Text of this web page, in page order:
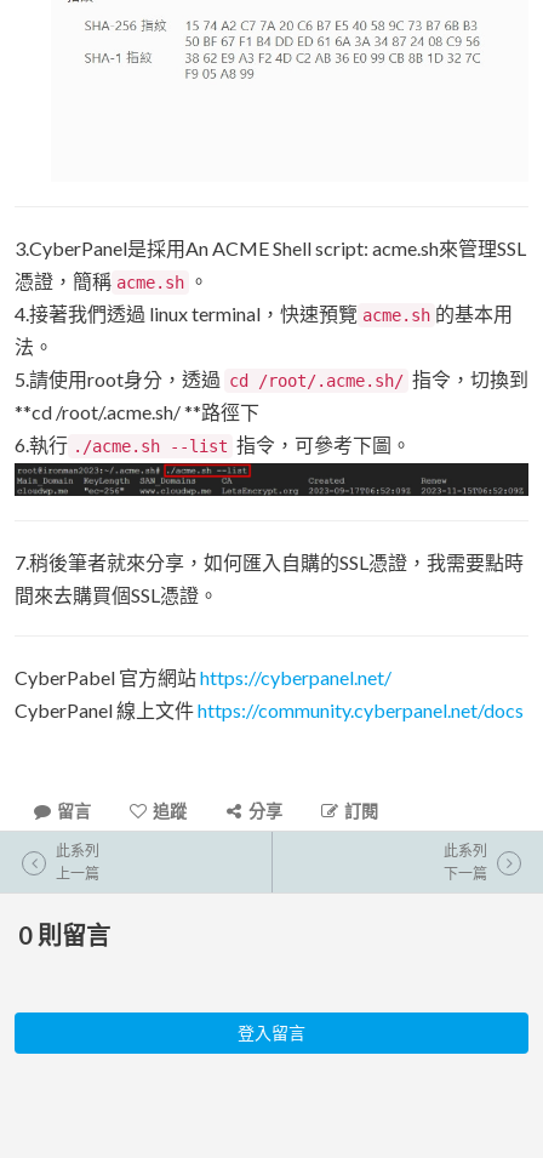
3.CyberPanel是採用An ACME Shell script: acme.sh來管理SSL
憑證，簡稱 acme.sh 。
4.接著我們透過 linux terminal，快速預覽 acme.sh 的基本用
法。
5.請使用root身分，透過 cd /root/.acme.sh/ 指令，切換到
**cd /root/.acme.sh/ **路徑下
6.執行 ./acme.sh --list 指令，可參考下圖。
7.稍後筆者就來分享，如何匯入自購的SSL憑證，我需要點時
間來去購買個SSL憑證。
CyberPabel 官方網站https://cyberpanel.net/
CyberPanel 線上文件https://community.cyberpanel.net/docs
留言 追蹤 分享 訂閱
此系列
上一篇
此系列
下一篇
0 則留言
登入留言